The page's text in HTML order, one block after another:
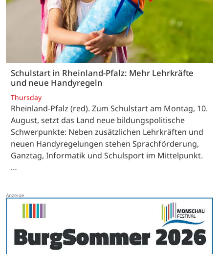
Schulstart in Rheinland-Pfalz: Mehr Lehrkräfte
und neue Handyregeln
Thursday
Rheinland-Pfalz (red). Zum Schulstart am Montag, 10.
August, setzt das Land neue bildungspolitische
Schwerpunkte: Neben zusätzlichen Lehrkräften und
neuen Handyregelungen stehen Sprachförderung,
Ganztag, Informatik und Schulsport im Mittelpunkt.
…